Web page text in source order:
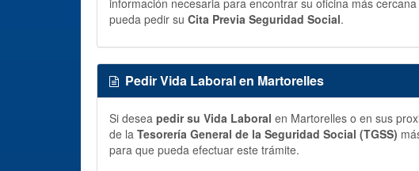
pueda pedir su Cita Previa Seguridad Social.
Pedir Vida Laboral en Martorelles
Si desea pedir su Vida Laboral en Martorelles o en sus
de la Tesorería General de la Seguridad Social (TGSS)
para que pueda efectuar este trámite.